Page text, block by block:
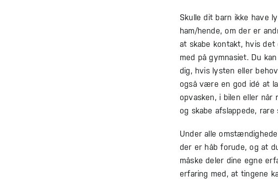
Skulle dit barn ikke have
ham/hende, om der er
at skabe kontakt, hvis
med på gymnasiet. Du
dig, hvis lysten eller
også være en god idé at
opvasken, i bilen eller
og skabe afslappede,
Under alle
der er håb forude, og at
måske deler dine egne
erfaring med, at tingene